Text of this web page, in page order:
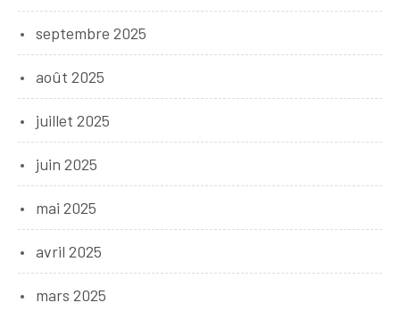
septembre 2025
août 2025
juillet 2025
juin 2025
mai 2025
avril 2025
mars 2025